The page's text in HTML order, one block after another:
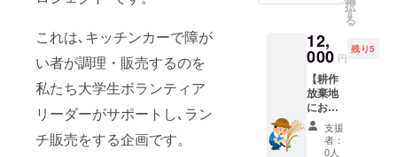
これは､キッチンカーで障が
い者が調理・販売するのを
私たち大学生ボランティア
リーダーがサポートし､ラン
チ販売をする企画です。
ト: 教育
の分野
では随
分前か
ら使わ
れてい
る言葉
で、教
着順で5
定とさ
せてい
ただき
ます。
内容と
しまし
ては ・
田植え
体験 ・
択
す
る
12,
000 円
残り5
【耕作
放棄地
におい
ての収
穫体験
と収穫
支援
者：
0人